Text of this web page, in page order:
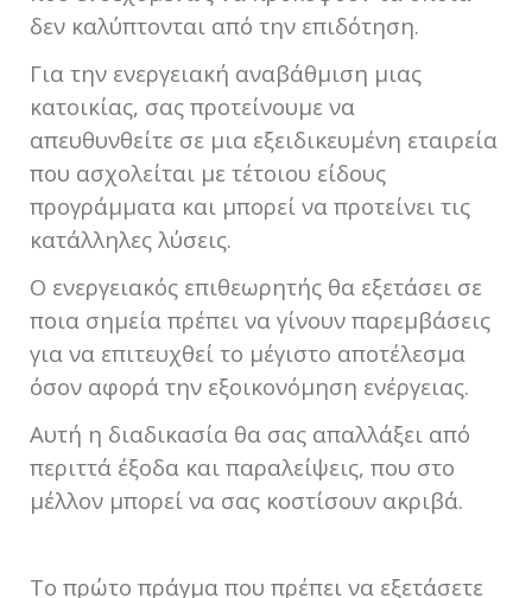
δεν καλύπτονται από την επιδότηση.
Για την ενεργειακή αναβάθμιση μιας
κατοικίας, σας προτείνουμε να
απευθυνθείτε σε μια εξειδικευμένη εταιρεία
που ασχολείται με τέτοιου είδους
προγράμματα και μπορεί να προτείνει τις
κατάλληλες λύσεις.
Ο ενεργειακός επιθεωρητής θα εξετάσει σε
ποια σημεία πρέπει να γίνουν παρεμβάσεις
για να επιτευχθεί το μέγιστο αποτέλεσμα
όσον αφορά την εξοικονόμηση ενέργειας.
Αυτή η διαδικασία θα σας απαλλάξει από
περιττά έξοδα και παραλείψεις, που στο
μέλλον μπορεί να σας κοστίσουν ακριβά.
Το πρώτο πράγμα που πρέπει να εξετάσετε